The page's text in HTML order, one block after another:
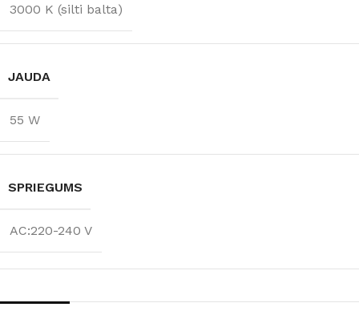
3000 K (silti balta)
JAUDA
55 W
SPRIEGUMS
AC:220-240 V